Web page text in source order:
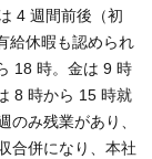
4 週間前後（初
給休暇も認められ
18 時。金は 9 時
8 時から 15 時就
のみ残業があり、
合併になり、本社